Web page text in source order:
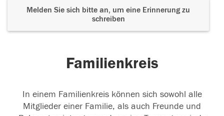
Melden Sie sich bitte an, um eine Erinnerung zu
schreiben
Familienkreis
In einem Familienkreis können sich sowohl alle
Mitglieder einer Familie, als auch Freunde und